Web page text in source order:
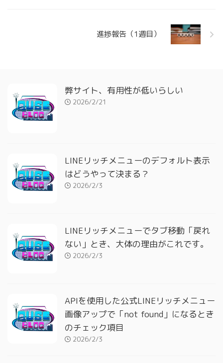
進捗報告（1週目）
弊サイト、有用性が低いらしい
2026/2/21
LINEリッチメニューのデフォルト表示
はどうやって決まる？
2026/2/3
LINEリッチメニューでタブ移動「戻れ
ない」とき、大体の理由がこれです。
2026/2/3
APIを使用した公式LINEリッチメニュー
画像アップで「not found」になるとき
のチェック項目
2026/2/3